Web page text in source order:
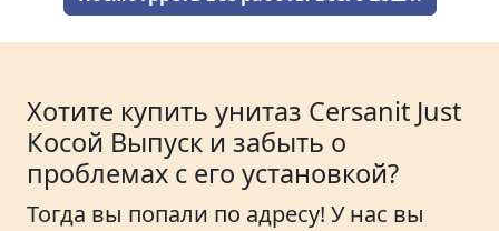
Хотите купить унитаз Cersanit Just
Косой Выпуск и забыть о
проблемах с его установкой?
Тогда вы попали по адресу! У нас вы